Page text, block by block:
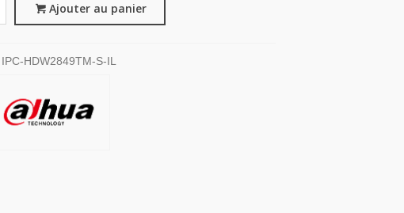
Ajouter au panier
IPC-HDW2849TM-S-IL